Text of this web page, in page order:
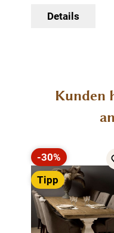
Details
Produktgalerie
Kunden
Rabatt
-30%
Tipp